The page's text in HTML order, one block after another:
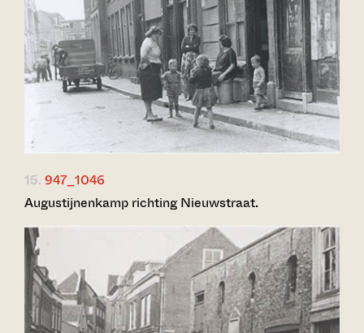
15. 947_1046
Augustijnenkamp richting Nieuwstraat.